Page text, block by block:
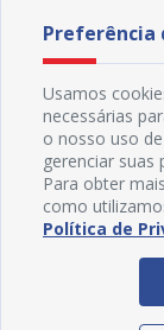
Preferência
Usamos
necessárias
o nosso uso
gerenciar suas
Para obter
como
Política de